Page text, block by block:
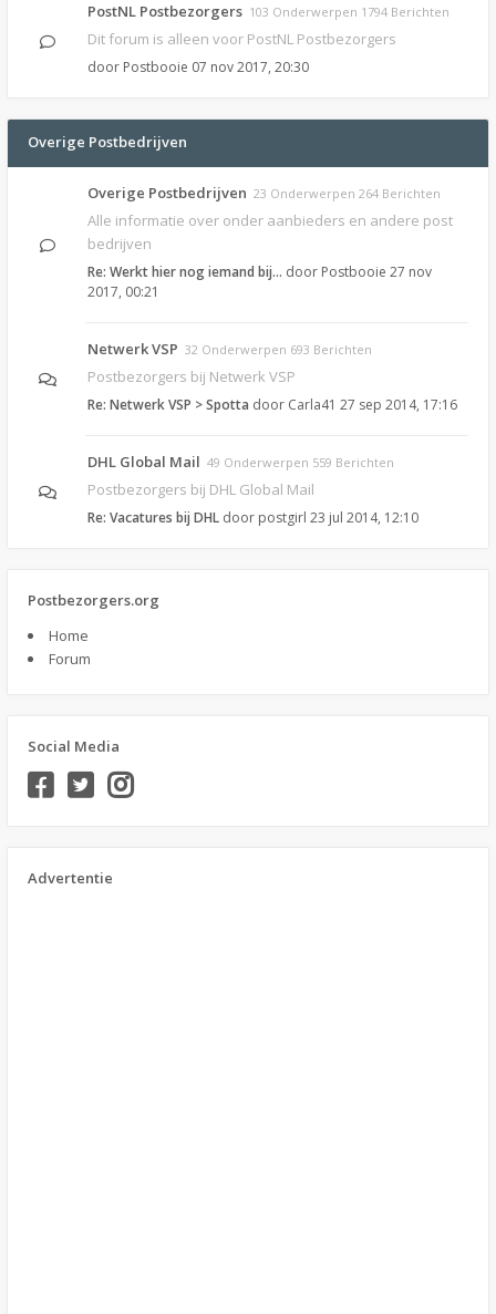
PostNL Postbezorgers 103 Onderwerpen 1794 Berichten
Dit forum is alleen voor PostNL Postbezorgers
door Postbooie 07 nov 2017, 20:30
Overige Postbedrijven
Overige Postbedrijven 23 Onderwerpen 264 Berichten
Alle informatie over onder aanbieders en andere post
bedrijven
Re: Werkt hier nog iemand bij… door Postbooie 27 nov
2017, 00:21
Netwerk VSP 32 Onderwerpen 693 Berichten
Postbezorgers bij Netwerk VSP
Re: Netwerk VSP > Spotta door Carla41 27 sep 2014, 17:16
DHL Global Mail 49 Onderwerpen 559 Berichten
Postbezorgers bij DHL Global Mail
Re: Vacatures bij DHL door postgirl 23 jul 2014, 12:10
Postbezorgers.org
Home
Forum
Social Media
Advertentie